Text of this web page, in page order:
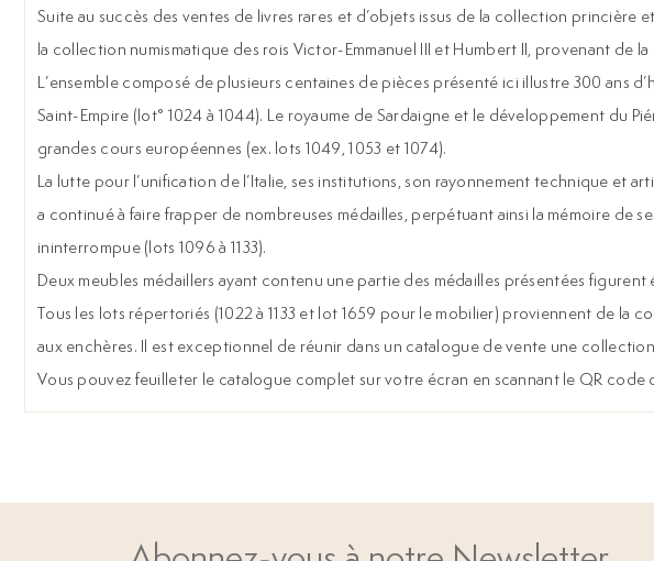
Suite au succès des ventes de livres rares et d’objets issus de la collection
la collection numismatique des rois Victor-Emmanuel III et Humbert II, provenant de
L’ensemble composé de plusieurs centaines de pièces présenté ici illustre 300 ans
Saint-Empire (lot° 1024 à 1044). Le royaume de Sardaigne et le développement du
grandes cours européennes (ex. lots 1049, 1053 et 1074).
La lutte pour l’unification de l’Italie, ses institutions, son rayonnement technique et
a continué à faire frapper de nombreuses médailles, perpétuant ainsi la mémoire de
ininterrompue (lots 1096 à 1133).
Deux meubles médaillers ayant contenu une partie des médailles présentées
Tous les lots répertoriés (1022 à 1133 et lot 1659 pour le mobilier) proviennent de la
aux enchères. Il est exceptionnel de réunir dans un catalogue de vente une
Vous pouvez feuilleter le catalogue complet sur votre écran en scannant le QR